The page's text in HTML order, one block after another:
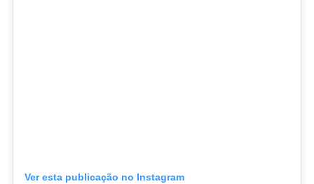
Ver esta publicação no Instagram